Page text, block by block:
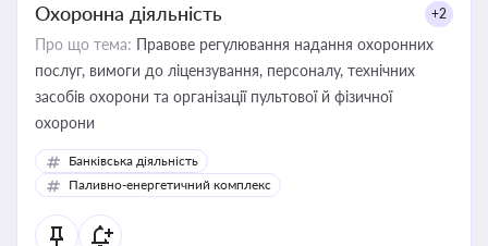
Охоронна діяльність +2
Про що тема: Правове регулювання надання охоронних
послуг, вимоги до ліцензування, персоналу, технічних
засобів охорони та організації пультової й фізичної
охорони
Банківська діяльність
Паливно-енергетичний комплекс